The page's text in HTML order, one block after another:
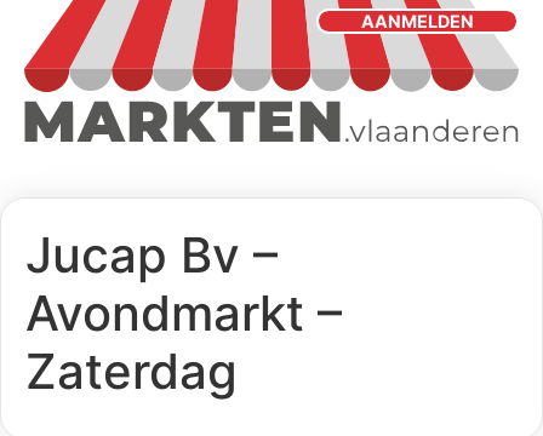
AANMELDEN
Jucap Bv –
Avondmarkt –
Zaterdag